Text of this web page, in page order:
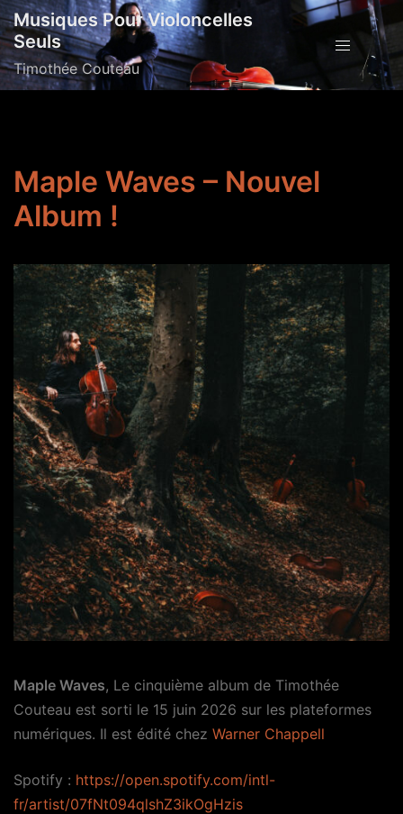
Aller
au
contenu
Musiques Pour Violoncelles
Seuls
Timothée Couteau
Maple Waves – Nouvel
Album !
Maple Waves, Le cinquième album de Timothée
Couteau est sorti le 15 juin 2026 sur les plateformes
numériques. Il est édité chez Warner Chappell
Spotify : https://open.spotify.com/intl-
fr/artist/07fNt094qlshZ3ikOgHzis